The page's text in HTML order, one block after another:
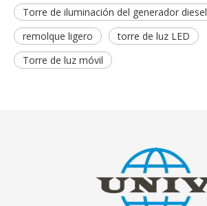
Torre de iluminación del generador diesel
remolque ligero
torre de luz LED
Torre de luz móvil